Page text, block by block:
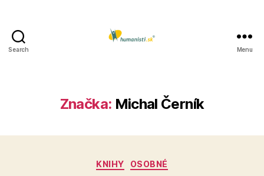
Search Menu
Značka: Michal Černík
Kategórie
KNIHY OSOBNÉ